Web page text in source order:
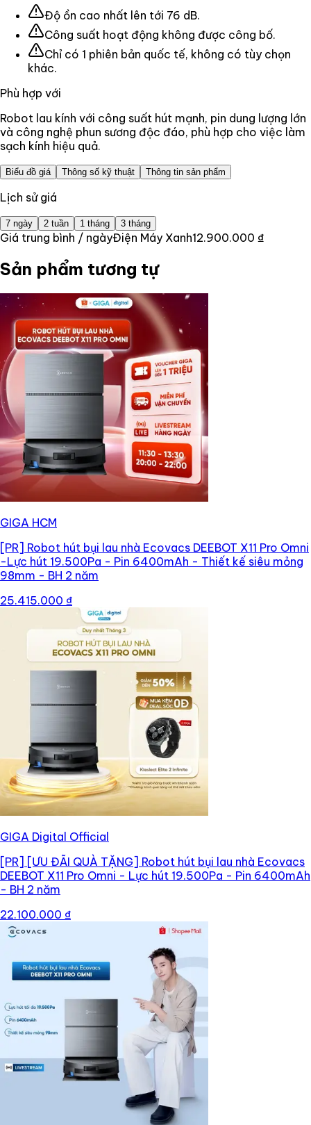
Độ ồn cao nhất lên tới 76 dB.
Công suất hoạt động không được công bố.
Chỉ có 1 phiên bản quốc tế, không có tùy chọn
khác.
Phù hợp với
Robot lau kính với công suất hút mạnh, pin dung lượng lớn
và công nghệ phun sương độc đáo, phù hợp cho việc làm
sạch kính hiệu quả.
Biểu đồ giá Thông số kỹ thuật Thông tin sản phẩm
Lịch sử giá
7 ngày 2 tuần 1 tháng 3 tháng
Giá trung bình / ngàyĐiện Máy Xanh12.900.000 ₫
Sản phẩm tương tự
GIGA HCM
[PR] Robot hút bụi lau nhà Ecovacs DEEBOT X11 Pro Omni
-Lực hút 19.500Pa - Pin 6400mAh - Thiết kế siêu mỏng
98mm - BH 2 năm
25.415.000 ₫
GIGA Digital Official
[PR] [ƯU ĐÃI QUÀ TẶNG] Robot hút bụi lau nhà Ecovacs
DEEBOT X11 Pro Omni - Lực hút 19.500Pa - Pin 6400mAh
- BH 2 năm
22.100.000 ₫